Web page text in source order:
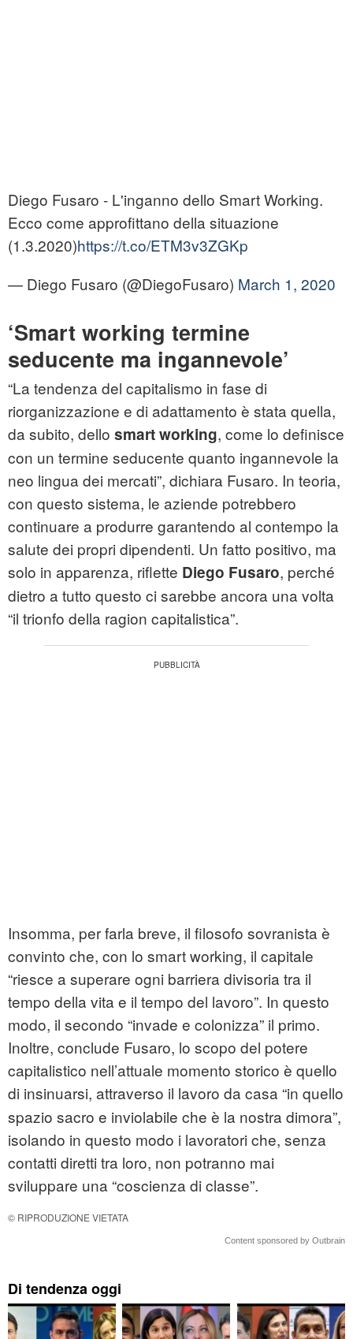
Diego Fusaro - L'inganno dello Smart Working.
Ecco come approfittano della situazione
(1.3.2020)https://t.co/ETM3v3ZGKp
— Diego Fusaro (@DiegoFusaro) March 1, 2020
‘Smart working termine
seducente ma ingannevole’
“La tendenza del capitalismo in fase di
riorganizzazione e di adattamento è stata quella,
da subito, dello smart working, come lo definisce
con un termine seducente quanto ingannevole la
neo lingua dei mercati”, dichiara Fusaro. In teoria,
con questo sistema, le aziende potrebbero
continuare a produrre garantendo al contempo la
salute dei propri dipendenti. Un fatto positivo, ma
solo in apparenza, riflette Diego Fusaro, perché
dietro a tutto questo ci sarebbe ancora una volta
“il trionfo della ragion capitalistica”.
Insomma, per farla breve, il filosofo sovranista è
convinto che, con lo smart working, il capitale
“riesce a superare ogni barriera divisoria tra il
tempo della vita e il tempo del lavoro”. In questo
modo, il secondo “invade e colonizza” il primo.
Inoltre, conclude Fusaro, lo scopo del potere
capitalistico nell’attuale momento storico è quello
di insinuarsi, attraverso il lavoro da casa “in quello
spazio sacro e inviolabile che è la nostra dimora”,
isolando in questo modo i lavoratori che, senza
contatti diretti tra loro, non potranno mai
sviluppare una “coscienza di classe”.
© RIPRODUZIONE VIETATA
Content sponsored by Outbrain
Di tendenza oggi